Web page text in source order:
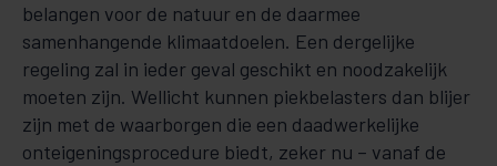
belangen voor de natuur en de daarmee
samenhangende klimaatdoelen. Een dergelijke
regeling zal in ieder geval geschikt en noodzakelijk
moeten zijn. Wellicht kunnen piekbelasters dan blijer
zijn met de waarborgen die een daadwerkelijke
onteigeningsprocedure biedt, zeker nu – vanaf de